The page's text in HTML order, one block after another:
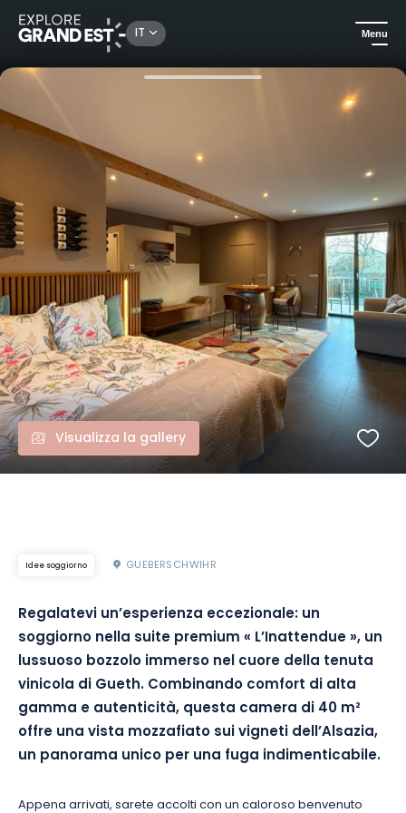
IT Menu
Idee soggiorno Buono regalo: soggiorno VIP in una suite premium presso la cantina Gueth in Alsazia
Visualizza la gallery
Idee soggiorno GUEBERSCHWIHR
Regalatevi un’esperienza eccezionale: un
soggiorno nella suite premium « L’Inattendue », un
lussuoso bozzolo immerso nel cuore della tenuta
vinicola di Gueth. Combinando comfort di alta
gamma e autenticità, questa camera di 40 m²
offre una vista mozzafiato sui vigneti dell’Alsazia,
un panorama unico per una fuga indimenticabile.
Appena arrivati, sarete accolti con un caloroso benvenuto